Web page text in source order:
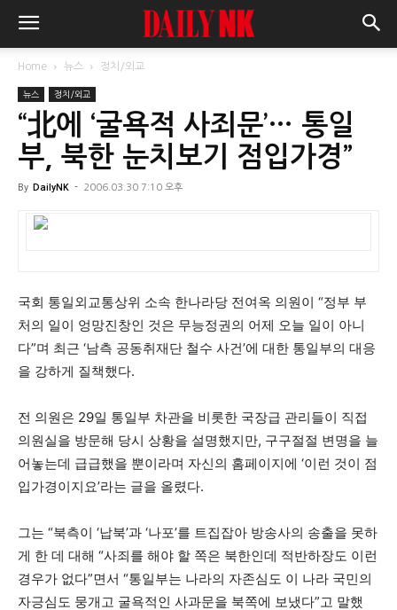
Home 뉴스 정치/외교
뉴스 정치/외교
“北에 ‘굴욕적 사죄문’… 통일
부, 북한 눈치보기 점입가경”
By DailyNK - 2006.03.30 7:10 오후
국회 통일외교통상위 소속 한나라당 전여옥 의원이 “정부 부
처의 일이 엉망진창인 것은 무능정권의 어제 오늘 일이 아니
다”며 최근 ‘남측 공동취재단 철수 사건’에 대한 통일부의 대응
을 강하게 질책했다.
전 의원은 29일 통일부 차관을 비롯한 국장급 관리들이 직접
의원실을 방문해 당시 상황을 설명했지만, 구구절절 변명을 늘
어놓는데 급급했을 뿐이라며 자신의 홈페이지에 ‘이런 것이 점
입가경이지요’라는 글을 올렸다.
그는 “북측이 ‘납북’과 ‘나포’를 트집잡아 방송사의 송출을 못하
게 한 데 대해 “사죄를 해야 할 쪽은 북한인데 적반하장도 이런
경우가 없다”면서 “통일부는 나라의 자존심도 이 나라 국민의
자긍심도 뭉개고 굴욕적인 사과문을 북쪽에 보냈다”고 말했